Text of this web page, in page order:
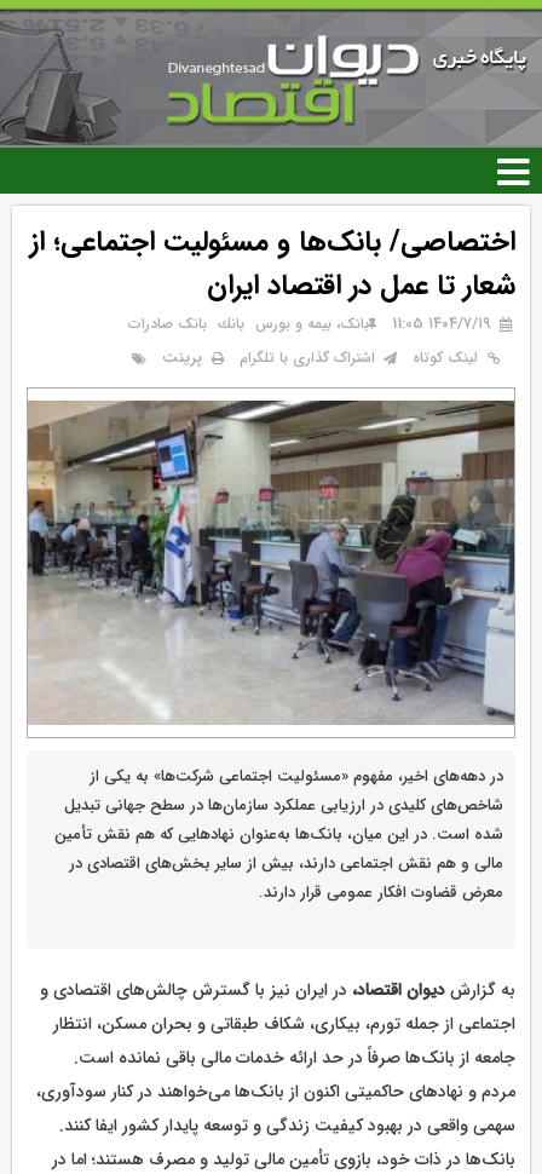
رفتن
محتوای
اصلی
اختصاصی/ بانک‌ها و مسئولیت اجتماعی؛ از
شعار تا عمل در اقتصاد ایران
۱۴۰۴/۷/۱۹ 11:05 بانک، بیمه و بورس بانك بانک صادرات
لینک کوتاه
اشتراک گذاری با تلگرام پرینت
در دهه‌های اخیر، مفهوم «مسئولیت اجتماعی شرکت‌ها» به یکی از
شاخص‌های کلیدی در ارزیابی عملکرد سازمان‌ها در سطح جهانی تبدیل
شده است. در این میان، بانک‌ها به‌عنوان نهادهایی که هم نقش تأمین
مالی و هم نقش اجتماعی دارند، بیش از سایر بخش‌های اقتصادی در
معرض قضاوت افکار عمومی قرار دارند.
به گزارشدیوان اقتصاد، در ایران نیز با گسترش چالش‌های اقتصادی و
اجتماعی از جمله تورم، بیکاری، شکاف طبقاتی و بحران مسکن، انتظار
جامعه از بانک‌ها صرفاً در حد ارائه خدمات مالی باقی نمانده است.
مردم و نهادهای حاکمیتی اکنون از بانک‌ها می‌خواهند در کنار سودآوری،
سهمی واقعی در بهبود کیفیت زندگی و توسعه پایدار کشور ایفا کنند.
بانک‌ها در ذات خود، بازوی تأمین مالی تولید و مصرف هستند؛ اما در